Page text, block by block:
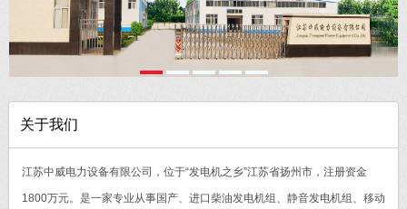
关于我们
江苏中威电力设备有限公司，位于“发电机之乡”江苏省扬州市，注册资金
1800万元。是一家专业从事国产、进口柴油发电机组、静音发电机组、移动